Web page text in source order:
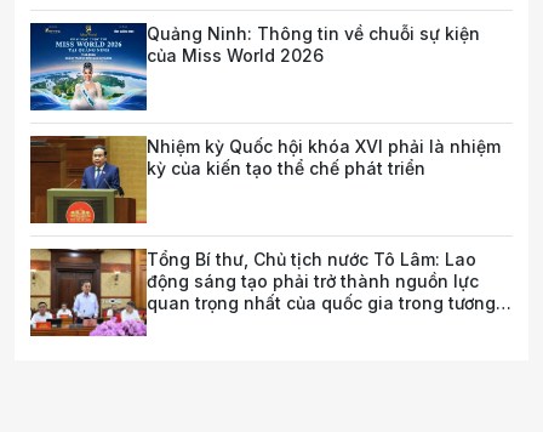
Quảng Ninh: Thông tin về chuỗi sự kiện
của Miss World 2026
Nhiệm kỳ Quốc hội khóa XVI phải là nhiệm
kỳ của kiến tạo thể chế phát triển
Tổng Bí thư, Chủ tịch nước Tô Lâm: Lao
động sáng tạo phải trở thành nguồn lực
quan trọng nhất của quốc gia trong tương